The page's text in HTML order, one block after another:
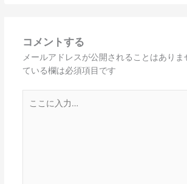
コメントする
メールアドレスが公開されることはありま
ている欄は必須項目です